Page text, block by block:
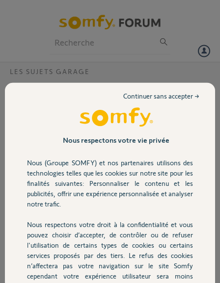
Volet
Sécurité
Domotique
Chauffage
Autres produits
LES SUJETS GARAGE
pourquoi ma porte de garage ne s'ouvre
La porte est commandé avec un axroll et pour ouvrir je dois appuyer
deux ou trois fois sur le poussoir avant que la porte s'ouvre
normalement et je n'ai aucun souci pour la fermer.
Laurent
il y a environ 8 ans
Participer au fil de discussion
Réponses
Bonjour,
Soyez plus précis !
Est-ce un défaut subit?
Nous respectons votre vie privée
Nous (Groupe SOMFY) et nos partenaires utilisons des
technologies telles que les cookies sur notre site pour les
finalités suivantes: Personnaliser le contenu et les
publicités, offrir une expérience personnalisée et analyser
notre trafic.
Nous respectons votre droit à la confidentialité et vous
pouvez choisir d’accepter, de contrôler ou de refuser
l'utilisation de certains types de cookies ou certains
services proposés par des tiers. Le refus des cookies
n’affectera pas votre navigation sur le site Somfy
cependant votre expérience utilisateur sera moins
Continuer sans accepter →